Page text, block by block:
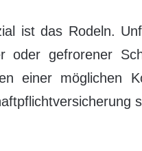
ist das Rodeln.
oder gefrorener
einer möglichen